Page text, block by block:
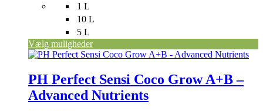
1 L
10 L
5 L
Vælg muligheder
PH Perfect Sensi Coco Grow A+B –
Advanced Nutrients
Dette
har
flere
varianter.